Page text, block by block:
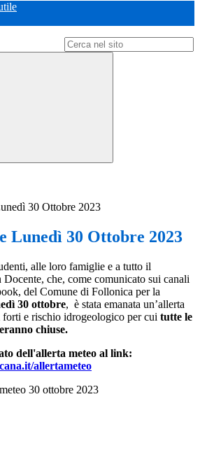
30 Ottobre 2023
Lunedì 30 Ottobre 2023
alle loro famiglie e a tutto il
Docente, che, come comunicato sui canali
del Comune di Follonica per la
30 ottobre, è stata emanata un’allerta
forti e rischio idrogeologico per cui tutte le
chiuse.
dell'allerta meteo al link:
allertameteo